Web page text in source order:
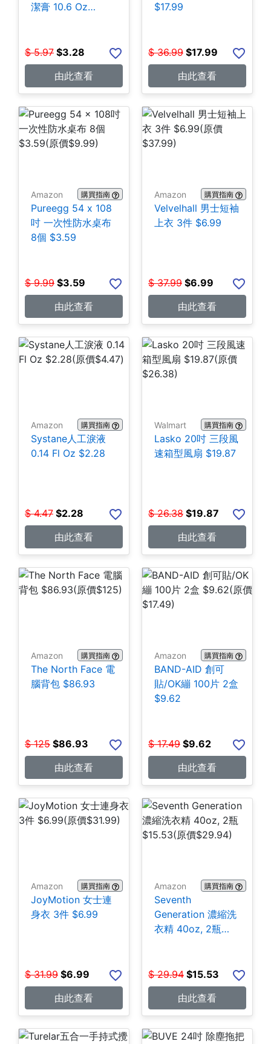
潔膏 10.6 Oz
$ 5.97 $3.28
由此查看
$17.99
$ 36.99 $17.99
由此查看
Amazon 購買指南
Pureegg 54 x 108
吋 一次性防水桌布
8個 $3.59
$ 9.99 $3.59
由此查看
Amazon 購買指南
Velvelhall 男士短袖
上衣 3件 $6.99
$ 37.99 $6.99
由此查看
Amazon 購買指南
Systane人工淚液
0.14 Fl Oz $2.28
$ 4.47 $2.28
由此查看
Walmart 購買指南
Lasko 20吋 三段風
速箱型風扇 $19.87
$ 26.38 $19.87
由此查看
Amazon 購買指南
The North Face 電
腦背包 $86.93
$ 125 $86.93
由此查看
Amazon 購買指南
BAND-AID 創可
貼/OK繃 100片 2盒
$9.62
$ 17.49 $9.62
由此查看
Amazon 購買指南
JoyMotion 女士連
身衣 3件 $6.99
$ 31.99 $6.99
由此查看
Amazon 購買指南
Seventh
Generation 濃縮洗
衣精 40oz, 2瓶
$ 29.94 $15.53
由此查看